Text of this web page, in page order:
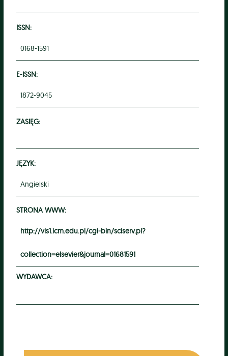
ISSN:
0168-1591
E-ISSN:
1872-9045
ZASIĘG:
JĘZYK:
Angielski
STRONA WWW:
http://vls1.icm.edu.pl/cgi-bin/sciserv.pl?
collection=elsevier&journal=01681591
WYDAWCA: